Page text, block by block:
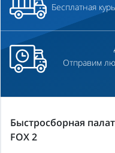
Бесплатная
Отправим
Быстросборная
FOX 2